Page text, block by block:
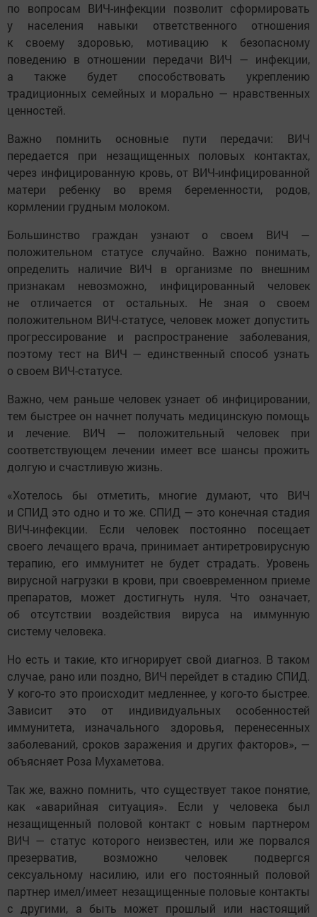
по вопросам ВИЧ-инфекции позволит сформировать
у населения навыки ответственного отношения
к своему здоровью, мотивацию к безопасному
поведению в отношении передачи ВИЧ — инфекции,
а также будет способствовать укреплению
традиционных семейных и морально — нравственных
ценностей.
Важно помнить основные пути передачи: ВИЧ
передается при незащищенных половых контактах,
через инфицированную кровь, от ВИЧ-инфицированной
матери ребенку во время беременности, родов,
кормлении грудным молоком.
Большинство граждан узнают о своем ВИЧ —
положительном статусе случайно. Важно понимать,
определить наличие ВИЧ в организме по внешним
признакам невозможно, инфицированный человек
не отличается от остальных. Не зная о своем
положительном ВИЧ-статусе, человек может допустить
прогрессирование и распространение заболевания,
поэтому тест на ВИЧ — единственный способ узнать
о своем ВИЧ-статусе.
Важно, чем раньше человек узнает об инфицировании,
тем быстрее он начнет получать медицинскую помощь
и лечение. ВИЧ — положительный человек при
соответствующем лечении имеет все шансы прожить
долгую и счастливую жизнь.
«Хотелось бы отметить, многие думают, что ВИЧ
и СПИД это одно и то же. СПИД — это конечная стадия
ВИЧ-инфекции. Если человек постоянно посещает
своего лечащего врача, принимает антиретровирусную
терапию, его иммунитет не будет страдать. Уровень
вирусной нагрузки в крови, при своевременном приеме
препаратов, может достигнуть нуля. Что означает,
об отсутствии воздействия вируса на иммунную
систему человека.
Но есть и такие, кто игнорирует свой диагноз. В таком
случае, рано или поздно, ВИЧ перейдет в стадию СПИД.
У кого-то это происходит медленнее, у кого-то быстрее.
Зависит это от индивидуальных особенностей
иммунитета, изначального здоровья, перенесенных
заболеваний, сроков заражения и других факторов», —
объясняет Роза Мухаметова.
Так же, важно помнить, что существует такое понятие,
как «аварийная ситуация». Если у человека был
незащищенный половой контакт с новым партнером
ВИЧ — статус которого неизвестен, или же порвался
презерватив, возможно человек подвергся
сексуальному насилию, или его постоянный половой
партнер имел/имеет незащищенные половые контакты
с другими, а быть может прошлый или настоящий